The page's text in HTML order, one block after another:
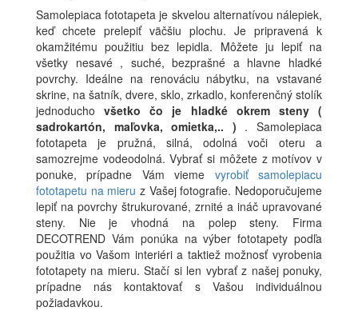
Samolepiaca fototapeta je skvelou alternatívou nálepiek,
keď chcete prelepiť väčšiu plochu. Je pripravená k
okamžitému použitiu bez lepidla. Môžete ju lepiť na
všetky nesavé , suché, bezprašné a hlavne hladké
povrchy. Ideálne na renováciu nábytku, na vstavané
skrine, na šatník, dvere, sklo, zrkadlo, konferenčný stolík
jednoduchovšetko čo je hladké okrem steny (
sadrokartón, maľovka, omietka,.. ) . Samolepiaca
fototapeta je pružná, silná, odolná voči oteru a
samozrejme vodeodolná. Vybrať si môžete z motívov v
ponuke, prípadne Vám vieme vyrobiť samolepiacu
fototapetu na mieru z Vašej fotografie. Nedoporučujeme
lepiť na povrchy štrukurované, zrnité a ináč upravované
steny. Nie je vhodná na polep steny. Firma
DECOTREND Vám ponúka na výber fototapety podľa
použitia vo Vašom interiéri a taktiež možnosť vyrobenia
fototapety na mieru. Stačí si len vybrať z našej ponuky,
prípadne nás kontaktovať s Vašou individuálnou
požiadavkou.